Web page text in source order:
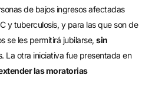
de bajos ingresos afectadas
y tuberculosis, y para las que son de
se les permitirá jubilarse, sin
La otra iniciativa fue presentada en
las moratorias